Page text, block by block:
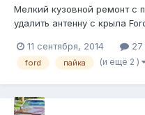
Мелкий кузовной ремонт с
удалить антенну с крыла
Вт. Материалы: флюс -
Кусок "оцинковки" для
11 сентября, 2014 27
ford пайка (и ещё 2 )